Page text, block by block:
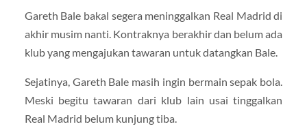
Gareth Bale bakal segera meninggalkan Real Madrid di
akhir musim nanti. Kontraknya berakhir dan belum ada
klub yang mengajukan tawaran untuk datangkan Bale.
Sejatinya, Gareth Bale masih ingin bermain sepak bola.
Meski begitu tawaran dari klub lain usai tinggalkan
Real Madrid belum kunjung tiba.